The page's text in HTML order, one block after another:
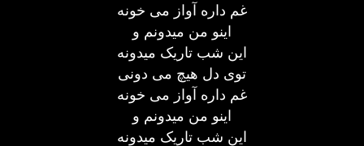
غم داره آواز می خونه
اینو من میدونم و
این شب تاریک میدونه
توی دل هیچ می دونی
غم داره آواز می خونه
اینو من میدونم و
این شب تاریک میدونه